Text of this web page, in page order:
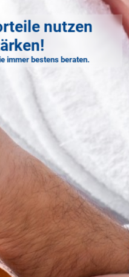
nutzen
immer bestens beraten.